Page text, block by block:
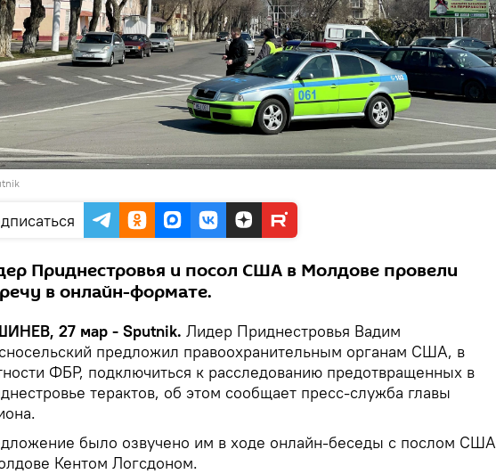
Приднестровья и посол США в Молдове провели
в онлайн-формате.
27 мар - Sputnik. Лидер Приднестровья Вадим
предложил правоохранительным органам США, в
ФБР, подключиться к расследованию предотвращенных в
терактов, об этом сообщает пресс-служба главы
было озвучено им в ходе онлайн-беседы с послом США
Кентом Логсдоном.